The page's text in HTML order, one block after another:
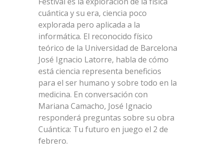
cuántica y su era, ciencia poco
explorada pero aplicada a la
informática. El reconocido físico
teórico de la Universidad de Barcelona
José Ignacio Latorre, habla de cómo
está ciencia representa beneficios
para el ser humano y sobre todo en la
medicina. En conversación con
Mariana Camacho, José Ignacio
responderá preguntas sobre su obra
Cuántica: Tu futuro en juego el 2 de
febrero.